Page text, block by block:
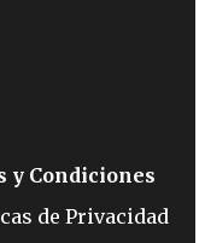
y Condiciones
de Privacidad